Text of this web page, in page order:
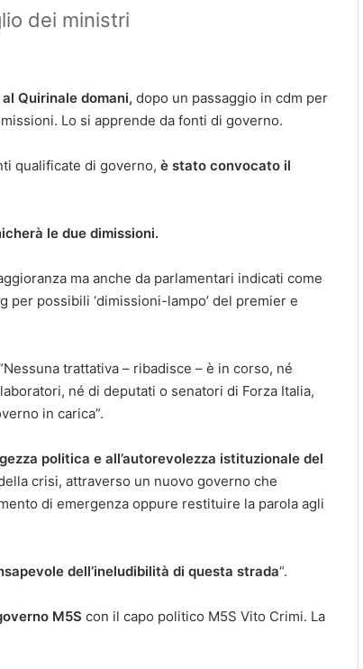
dei ministri
Quirinale domani, dopo un passaggio in cdm per
Lo si apprende da fonti di governo.
qualificate di governo, è stato convocato il
le due dimissioni.
ma anche da parlamentari indicati come
per possibili ‘dimissioni-lampo’ del premier e
trattativa – ribadisce – è in corso, né
né di deputati o senatori di Forza Italia,
in carica”.
politica e all’autorevolezza istituzionale del
crisi, attraverso un nuovo governo che
di emergenza oppure restituire la parola agli
dell’ineludibilità di questa strada“.
M5S con il capo politico M5S Vito Crimi. La